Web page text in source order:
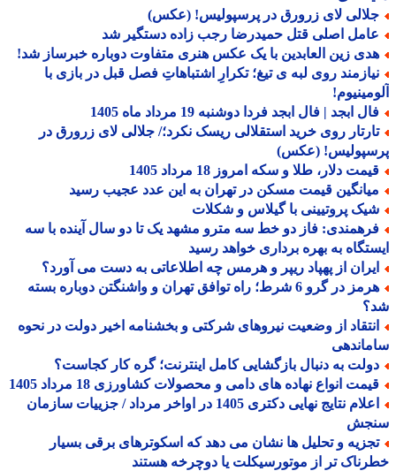
لای زرورق در پرسپولیس! (عکس)
اصلی قتل حمیدرضا رجب زاده دستگیر شد
زین العابدین با یک عکس هنری متفاوت دوباره خبرساز شد!
روی لبه ی تیغ؛ تکرارِ اشتباهاتِ فصل قبل در بازی با
ابجد | فال ابجد فردا دوشنبه 19 مرداد ماه 1405
روی خرید استقلالی ریسک نکرد؛/ جلالی لای زرورق در
(عکس)
دلار، طلا و سکه امروز 18 مرداد 1405
قیمت مسکن در تهران به این عدد عجیب رسید
پروتیینی با گیلاس و شکلات
فاز دو خط سه مترو مشهد یک تا دو سال آینده با سه
به بهره برداری خواهد رسید
از پهپاد ریپر و هرمس چه اطلاعاتی به دست می آورد؟
هرمز در گرو 6 شرط؛ راه توافق تهران و واشنگتن دوباره بسته
از وضعیت نیروهای شرکتی و بخشنامه اخیر دولت در نحوه
به دنبال بازگشایی کامل اینترنت؛ گره کار کجاست؟
انواع نهاده های دامی و محصولات کشاورزی 18 مرداد 1405
اعلام نتایج نهایی دکتری 1405 در اواخر مرداد / جزییات سازمان
و تحلیل ها نشان می دهد که اسکوترهای برقی بسیار
تر از موتورسیکلت یا دوچرخه هستند